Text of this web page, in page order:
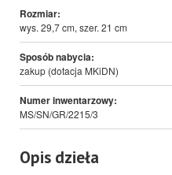
Rozmiar:
wys. 29,7 cm, szer. 21 cm
Sposób nabycia:
zakup (dotacja MKiDN)
Numer inwentarzowy:
MS/SN/GR/2215/3
Opis dzieła